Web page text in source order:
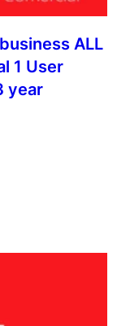
ALL
1 User
year